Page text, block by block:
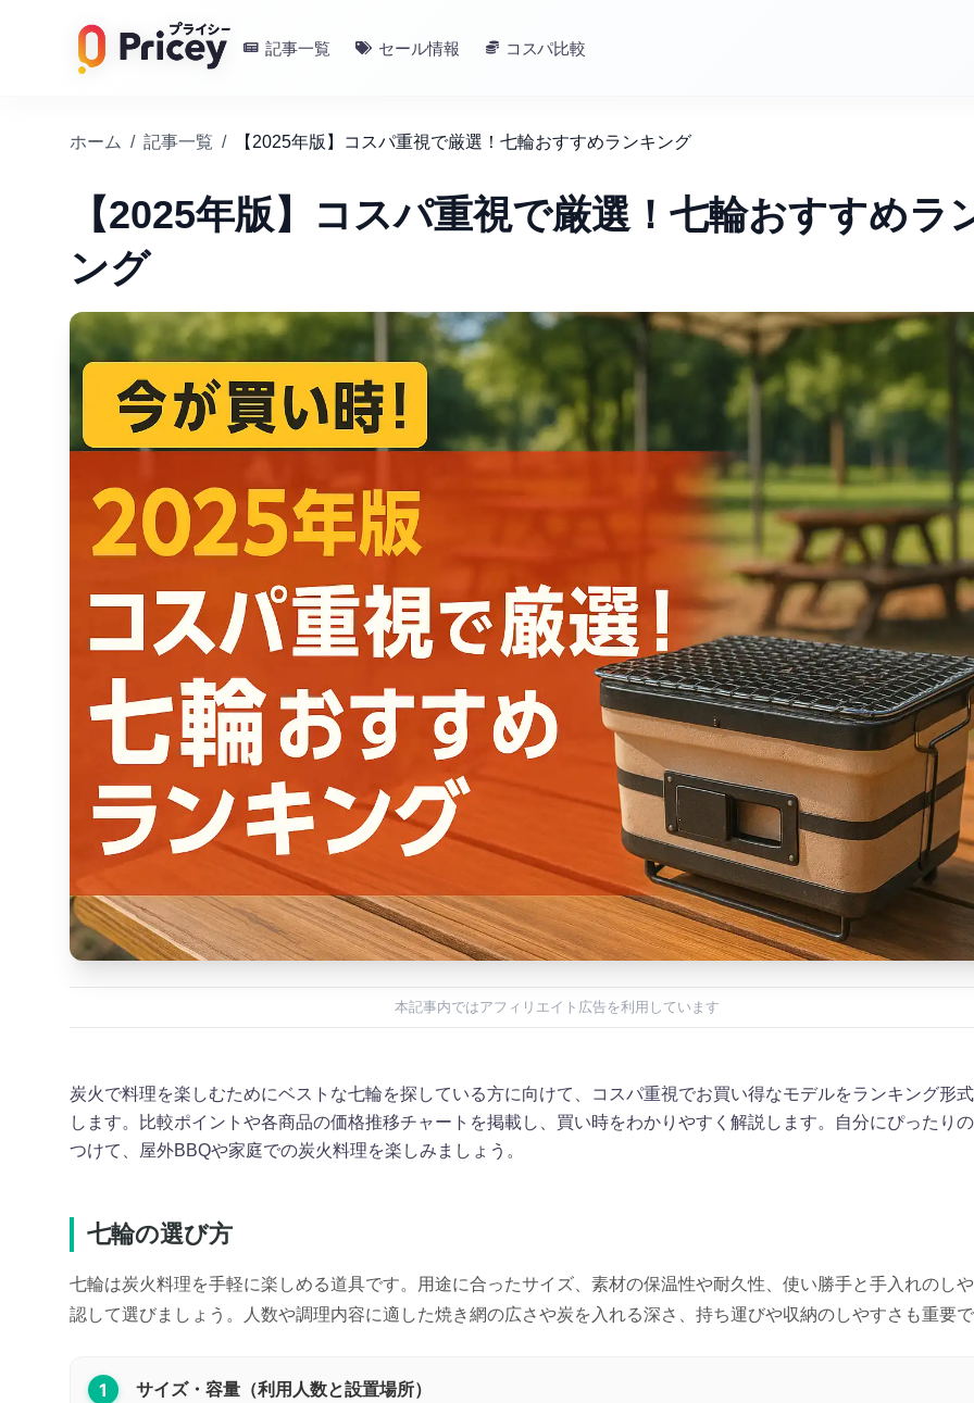
記事一覧 セール情報 コスパ比較
ホーム / 記事一覧 / 【2025年版】コスパ重視で厳選！七輪おすすめランキング
【2025年版】コスパ重視で厳選！七輪おすすめラ
ング
本記事内ではアフィリエイト広告を利用しています
炭火で料理を楽しむためにベストな七輪を探している方に向けて、コスパ重視でお買い得なモデルをランキング形
します。比較ポイントや各商品の価格推移チャートを掲載し、買い時をわかりやすく解説します。自分にぴったり
つけて、屋外BBQや家庭での炭火料理を楽しみましょう。
七輪の選び方
七輪は炭火料理を手軽に楽しめる道具です。用途に合ったサイズ、素材の保温性や耐久性、使い勝手と手入れのし
認して選びましょう。人数や調理内容に適した焼き網の広さや炭を入れる深さ、持ち運びや収納のしやすさも重要
1 サイズ・容量（利用人数と設置場所）